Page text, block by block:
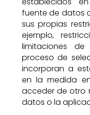
fuente de datos
sus propias
ejemplo,
limitaciones
proceso de
incorporan a
en la medida
acceder de otro
datos o la